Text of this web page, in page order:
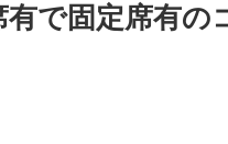
有で固定席有